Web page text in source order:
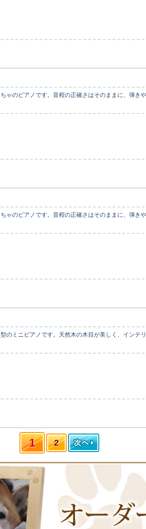
ゃのピアノです。音程の正確さはそのままに、弾き
ゃのピアノです。音程の正確さはそのままに、弾き
のミニピアノです。天然木の木目が美しく、インテ
1 2